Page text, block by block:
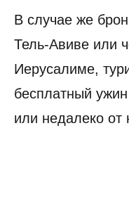
В случае же
Тель-Авиве или
Иерусалиме,
бесплатный
или недалеко от